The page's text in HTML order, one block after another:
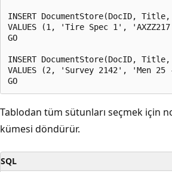
INSERT DocumentStore(DocID,
VALUES (1, 'Tire Spec 1',
GO
INSERT DocumentStore(DocID,
VALUES (2, 'Survey 2142', 'Men
Tablodan tüm sütunları seçmek için
kümesi döndürür.
SQL